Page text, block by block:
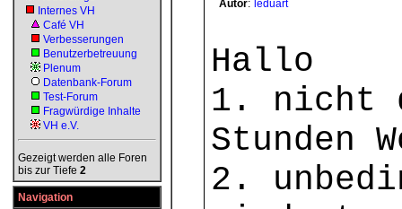
Internes VH
Café VH
Verbesserungen
Benutzerbetreuung
Plenum
Datenbank-Forum
Test-Forum
Fragwürdige Inhalte
VH e.V.
Gezeigt werden alle Foren
bis zur Tiefe 2
Navigation
Autor: leduart
Hallo
1. nicht
Stunden
2.